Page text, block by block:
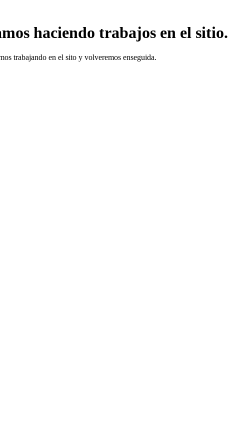
haciendo trabajos en el sitio.
trabajando en el sito y volveremos enseguida.